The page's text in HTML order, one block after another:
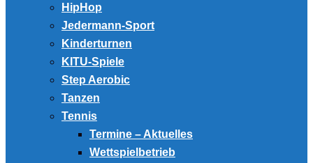
HipHop
Jedermann-Sport
Kinderturnen
KITU-Spiele
Step Aerobic
Tanzen
Tennis
Termine – Aktuelles
Wettspielbetrieb